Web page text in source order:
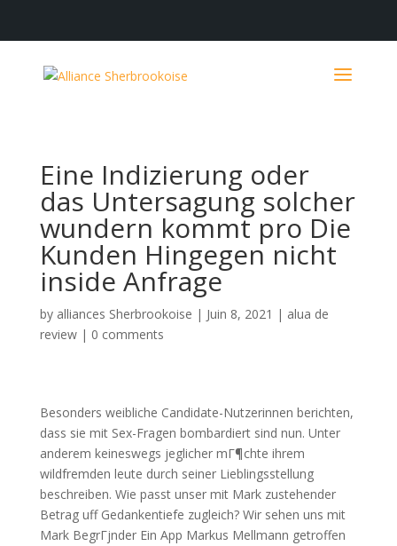
Eine Indizierung oder
das Untersagung solcher
wundern kommt pro Die
Kunden Hingegen nicht
inside Anfrage
by alliances Sherbrookoise | Juin 8, 2021 | alua de
review| 0 comments
Besonders weibliche Candidate-Nutzerinnen berichten,
dass sie mit Sex-Fragen bombardiert sind nun. Unter
anderem keineswegs jeglicher mГ¶chte ihrem
wildfremden leute durch seiner Lieblingsstellung
beschreiben. Wie passt unser mit Mark zustehender
Betrag uff Gedankentiefe zugleich? Wir sehen uns mit
Mark BegrГјnder Ein App Markus Mellmann getroffen